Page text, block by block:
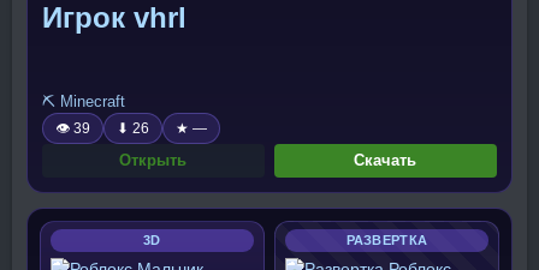
Игрок vhrl
⛏️ Minecraft
👁 39 ⬇ 26 ★ —
Открыть Скачать
3D РАЗВЕРТКА